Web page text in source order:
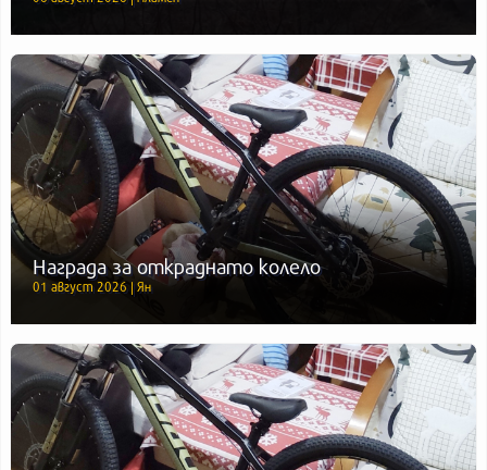
Награда за откраднато колело
01 август 2026 | Ян